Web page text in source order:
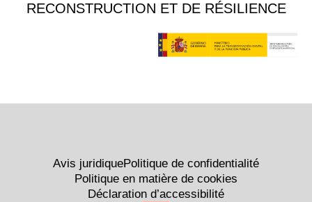
RECONSTRUCTION ET DE RÉSILIENCE
Avis juridiquePolitique de confidentialité
Politique en matière de cookies
Déclaration d’accessibilité